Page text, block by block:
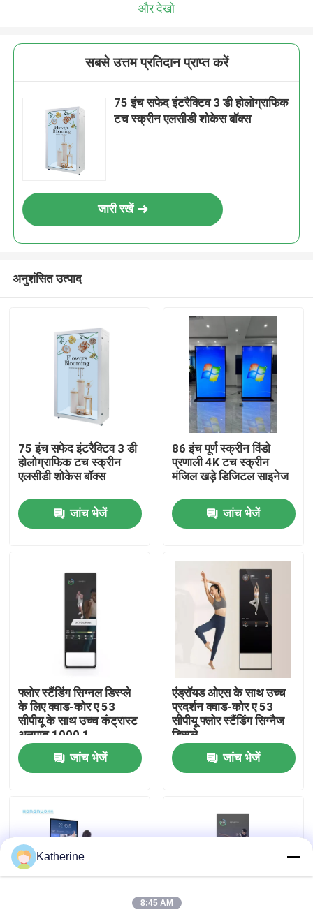
हमारे बारे में
फैक्टरी यात्रा
गुणवत्ता नियंत्रण
हमसे संपर्क करें
समाचार
एक बोली का अनुरोध
और देखो
सबसे उत्तम प्रतिदान प्राप्त करें
75 इंच सफेद इंटरैक्टिव 3 डी होलोग्राफिक
टच स्क्रीन एलसीडी शोकेस बॉक्स
जारी रखें
अनुशंसित उत्पाद
75 इंच सफेद इंटरैक्टिव 3 डी
होलोग्राफिक टच स्क्रीन
एलसीडी शोकेस बॉक्स
जांच भेजें
86 इंच पूर्ण स्क्रीन विंडो
प्रणाली 4K टच स्क्रीन
मंजिल खड़े डिजिटल साइनेज
जांच भेजें
फ्लोर स्टैंडिंग सिग्नल डिस्प्ले
के लिए क्वाड-कोर ए 53
सीपीयू के साथ उच्च कंट्रास्ट
अनुपात 1000 1
जांच भेजें
एंड्रॉयड ओएस के साथ उच्च
प्रदर्शन क्वाड-कोर ए 53
सीपीयू फ्लोर स्टैंडिंग सिग्नैज
डिस्प्ले
जांच भेजें
Katherine
8:45 AM